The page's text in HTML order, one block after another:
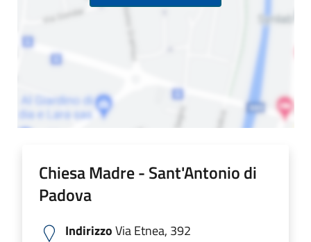
Chiesa Madre - Sant'Antonio di
Padova
IndirizzoVia Etnea, 392